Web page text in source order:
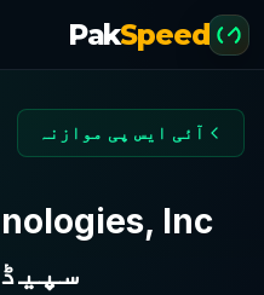
PakSpeed
آئی ایس پی موازنہ